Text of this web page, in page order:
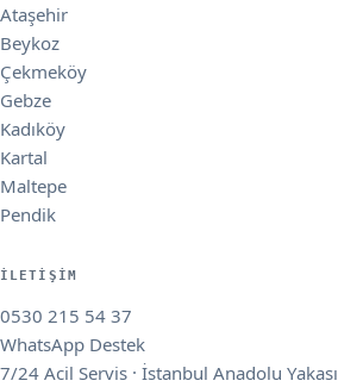
Ataşehir
Beykoz
Çekmeköy
Gebze
Kadıköy
Kartal
Maltepe
Pendik
İLETIŞIM
0530 215 54 37
WhatsApp Destek
7/24 Acil Servis · İstanbul Anadolu Yakası